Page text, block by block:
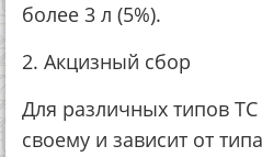
более 3 л (5%).
2. Акцизный сбор
Для различных типов
своему и зависит от